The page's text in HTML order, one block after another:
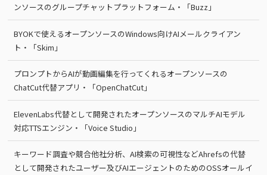
ンソースのグループチャットプラットフォーム・「Buzz」
BYOKで使えるオープンソースのWindows向けAIメールクライアン
ト・「Skim」
プロンプトからAIが動画編集を行ってくれるオープンソースの
ChatCut代替アプリ・「OpenChatCut」
ElevenLabs代替として開発されたオープンソースのマルチAIモデル
対応TTSエンジン・「Voice Studio」
キーワード調査や競合他社分析、AI検索の可視性などAhrefsの代替
として開発されたユーザー及びAIエージェントのためのOSSオールイ